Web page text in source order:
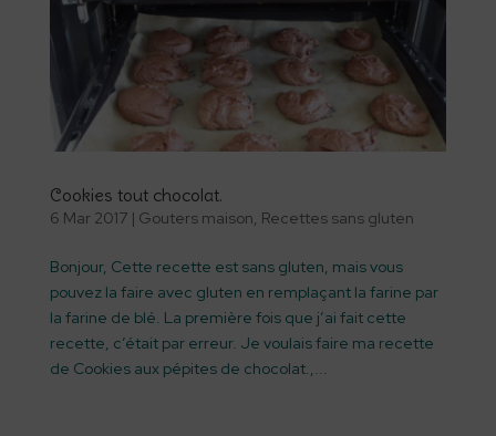
Cookies tout chocolat.
6 Mar 2017| Gouters maison, Recettes sans gluten
Bonjour, Cette recette est sans gluten, mais vous
pouvez la faire avec gluten en remplaçant la farine par
la farine de blé. La première fois que j’ai fait cette
recette, c’était par erreur. Je voulais faire ma recette
de Cookies aux pépites de chocolat.,...